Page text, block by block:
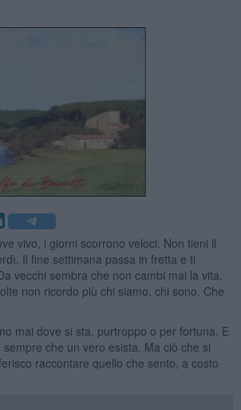
vivo, i giorni scorrono veloci. Non tieni il
Il fine settimana passa in fretta e ti
vecchi sembra che non cambi mai la vita,
non ricordo più chi siamo, chi sono. Che
mai dove si sta, purtroppo o per fortuna. E
che un vero esista. Ma ciò che si
raccontare quello che sento, a costo